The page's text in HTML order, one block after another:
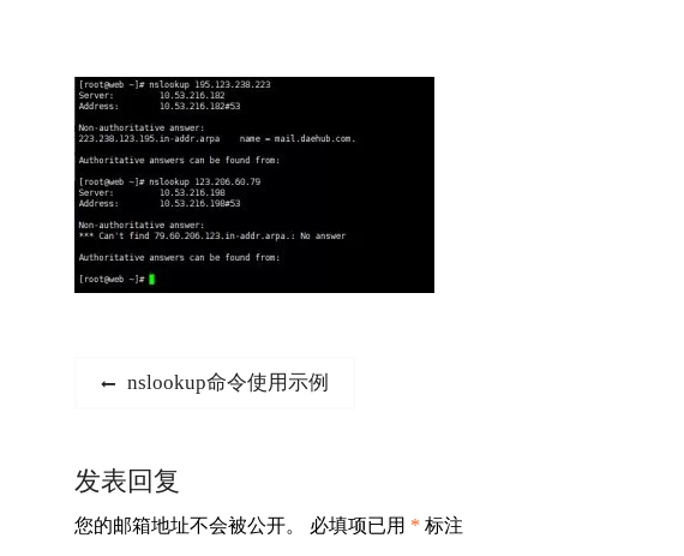
文
导
航
Previous
nslookup命令使用示例
发表回复
您的邮箱地址不会被公开。 必填项已用 * 标注